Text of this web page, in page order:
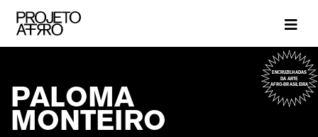
Brand
ENCRUZILHADAS
DA ARTE
AFRO-BRASILEIRA
PALOMA
MONTEIRO